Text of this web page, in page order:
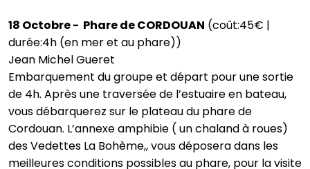
18 Octobre - Phare de CORDOUAN (coût:45€ |
durée:4h (en mer et au phare))
Jean Michel Gueret
Embarquement du groupe et départ pour une sortie
de 4h. Après une traversée de l’estuaire en bateau,
vous débarquerez sur le plateau du phare de
Cordouan. L’annexe amphibie ( un chaland à roues)
des Vedettes La Bohème,, vous déposera dans les
meilleures conditions possibles au phare, pour la visite